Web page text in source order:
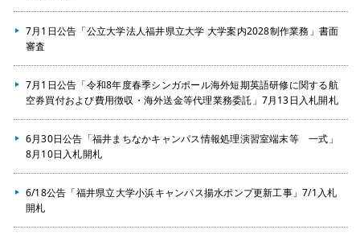
7月1日公告「公立大学法人福井県立大学 大学案内2028制作業務」書面
審査
7月1日公告「令和8年度春季シンガポール海外短期英語研修に関する航
空券買付および費用徴収・海外送金等代理業務委託」7月13日入札開札
6月30日公告「福井まちなかキャンパス情報処理演習室端末等 一式」
8月10日入札開札
6/18公告「福井県立大学小浜キャンパス揚水ポンプ更新工事」7/1入札
開札